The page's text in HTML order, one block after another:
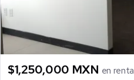
$1,250,000 MXN en renta